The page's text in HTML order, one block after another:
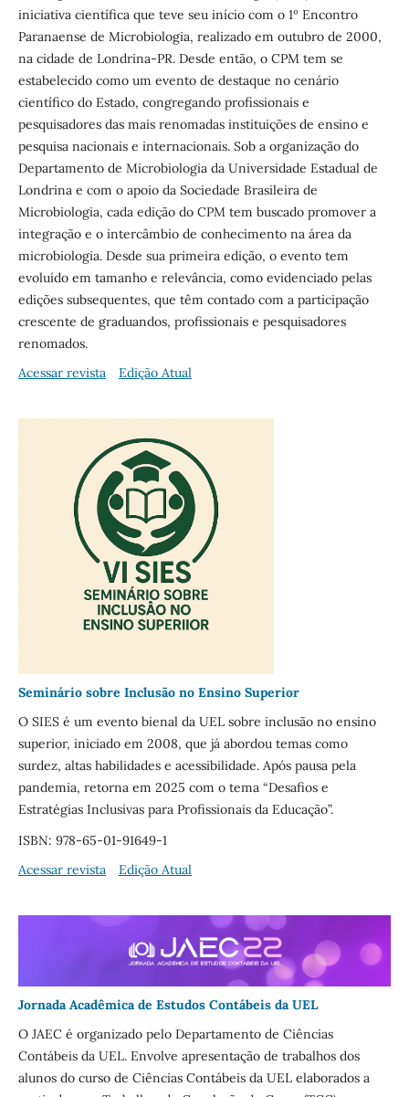
iniciativa científica que teve seu início com o 1º Encontro
Paranaense de Microbiologia, realizado em outubro de 2000,
na cidade de Londrina-PR. Desde então, o CPM tem se
estabelecido como um evento de destaque no cenário
científico do Estado, congregando profissionais e
pesquisadores das mais renomadas instituições de ensino e
pesquisa nacionais e internacionais. Sob a organização do
Departamento de Microbiologia da Universidade Estadual de
Londrina e com o apoio da Sociedade Brasileira de
Microbiologia, cada edição do CPM tem buscado promover a
integração e o intercâmbio de conhecimento na área da
microbiologia. Desde sua primeira edição, o evento tem
evoluído em tamanho e relevância, como evidenciado pelas
edições subsequentes, que têm contado com a participação
crescente de graduandos, profissionais e pesquisadores
renomados.
Acessar revista
Edição Atual
Seminário sobre Inclusão no Ensino Superior
O SIES é um evento bienal da UEL sobre inclusão no ensino
superior, iniciado em 2008, que já abordou temas como
surdez, altas habilidades e acessibilidade. Após pausa pela
pandemia, retorna em 2025 com o tema “Desafios e
Estratégias Inclusivas para Profissionais da Educação”.
ISBN: 978-65-01-91649-1
Acessar revista
Edição Atual
Jornada Acadêmica de Estudos Contábeis da UEL
O JAEC é organizado pelo Departamento de Ciências
Contábeis da UEL. Envolve apresentação de trabalhos dos
alunos do curso de Ciências Contábeis da UEL elaborados a